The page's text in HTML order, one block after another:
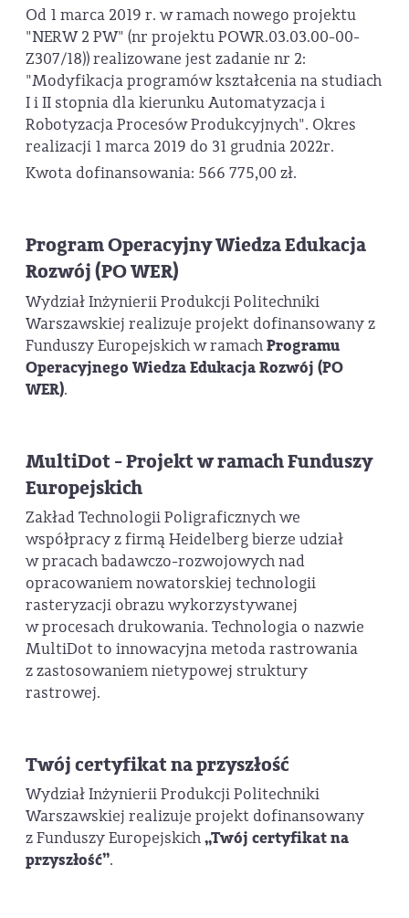
Od 1 marca 2019 r. w ramach nowego projektu
"NERW 2 PW" (nr projektu POWR.03.03.00-00-
Z307/18)) realizowane jest zadanie nr 2:
"Modyfikacja programów kształcenia na studiach
I i II stopnia dla kierunku Automatyzacja i
Robotyzacja Procesów Produkcyjnych". Okres
realizacji 1 marca 2019 do 31 grudnia 2022r.
Kwota dofinansowania: 566 775,00 zł.
Program Operacyjny Wiedza Edukacja
Rozwój (PO WER)
Wydział Inżynierii Produkcji Politechniki
Warszawskiej realizuje projekt dofinansowany z
Funduszy Europejskich w ramachProgramu
Operacyjnego Wiedza Edukacja Rozwój (PO
WER).
MultiDot - Projekt w ramach Funduszy
Europejskich
Zakład Technologii Poligraficznych we
współpracy z firmą Heidelberg bierze udział
w pracach badawczo-rozwojowych nad
opracowaniem nowatorskiej technologii
rasteryzacji obrazu wykorzystywanej
w procesach drukowania. Technologia o nazwie
MultiDot to innowacyjna metoda rastrowania
z zastosowaniem nietypowej struktury
rastrowej.
Twój certyfikat na przyszłość
Wydział Inżynierii Produkcji Politechniki
Warszawskiej realizuje projekt dofinansowany
z Funduszy Europejskich„Twój certyfikat na
przyszłość”.